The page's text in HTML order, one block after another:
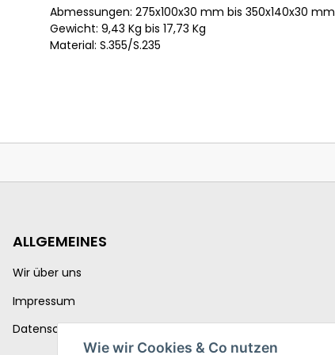
Abmessungen: 275x100x30 mm bis 350x140x30 mm
Gewicht: 9,43 Kg bis 17,73 Kg
Material: S.355/S.235
ALLGEMEINES
Wir über uns
Impressum
Datenschutzerklärung
Wie wir Cookies & Co nutzen